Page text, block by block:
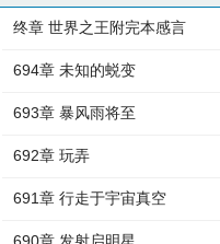
终章 世界之王附完本感言
694章 未知的蜕变
693章 暴风雨将至
692章 玩弄
691章 行走于宇宙真空